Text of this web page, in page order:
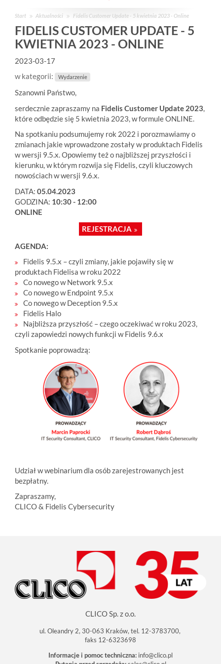
Start Aktualności Fidelis Customer Update - 5 kwietnia 2023 - Online
FIDELIS CUSTOMER UPDATE - 5
KWIETNIA 2023 - ONLINE
2023-03-17
w kategorii:
Wydarzenie
Szanowni Państwo,
serdecznie zapraszamy na Fidelis Customer Update 2023
które odbędzie się 5 kwietnia 2023, w formule ONLINE.
Na spotkaniu podsumujemy rok 2022 i porozmawiamy o
zmianach jakie wprowadzone zostały w produktach Fidelis
w wersji 9.5.x. Opowiemy też o najbliższej przyszłości i
kierunku, w którym rozwija się Fidelis, czyli kluczowych
nowościach w wersji 9.6.x.
DATA: 05.04.2023
GODZINA: 10:30 - 12:00
ONLINE
REJESTRACJA
AGENDA:
Fidelis 9.5.x – czyli zmiany, jakie pojawiły się w
produktach Fidelisa w roku 2022
Co nowego w Network 9.5.x
Co nowego w Endpoint 9.5.x
Co nowego w Deception 9.5.x
Fidelis Halo
Najbliższa przyszłość – czego oczekiwać w roku 2023,
czyli zapowiedzi nowych funkcji w Fidelis 9.6.x
Spotkanie poprowadzą:
Udział w webinarium dla osób zarejestrowanych jest
bezpłatny.
Zapraszamy,
CLICO & Fidelis Cybersecurity
CLICO Sp. z o.o.
ul. Oleandry 2, 30-063 Kraków, tel. 12-3783700,
faks 12-6323698
Informacje i pomoc techniczna: info@clico.pl